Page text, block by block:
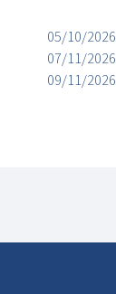
05/10/2026
07/11/2026
09/11/2026